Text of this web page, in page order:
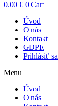
0.00 € 0 Cart
Úvod
O nás
Kontakt
GDPR
Prihlásiť sa
Menu
Úvod
O nás